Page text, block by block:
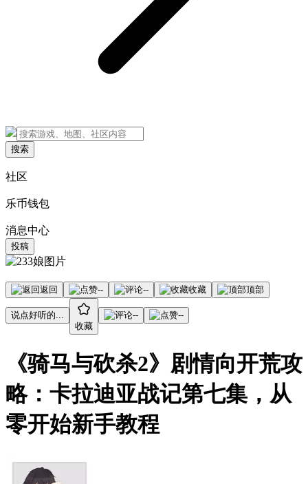
搜索
社区
乐币钱包
消息中心
投稿
返回 -- -- 收藏 顶部
说点好听的...
收藏
-- --
《骑马与砍杀2》剧情向开荒攻
略：卡拉迪亚战记第七集，从
零开始新手教程